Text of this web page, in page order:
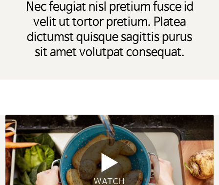
Nec feugiat nisl pretium fusce id
velit ut tortor pretium. Platea
dictumst quisque sagittis purus
sit amet volutpat consequat.
WATCH